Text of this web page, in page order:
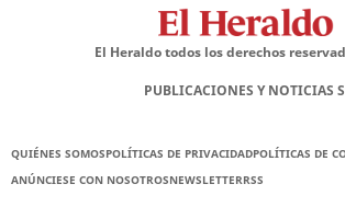
El Heraldo todos los derechos
PUBLICACIONES Y NOTICIAS
QUIÉNES SOMOSPOLÍTICAS DE PRIVACIDADPOLÍTICAS DE
ANÚNCIESE CON NOSOTROSNEWSLETTERRSS